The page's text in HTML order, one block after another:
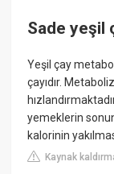
Sade yeşil
Yeşil çay
çayıdır.
yemeklerin
kalorinin
Kaynak